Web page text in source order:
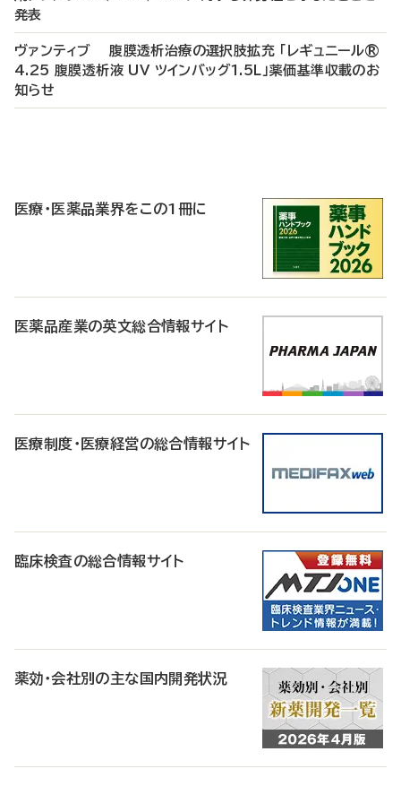
発表
ヴァンティブ 腹膜透析治療の選択肢拡充 「レギュニール®
4.25 腹膜透析液 UV ツインバッグ1.5L」薬価基準収載のお
知らせ
医療・医薬品業界をこの1冊に
医薬品産業の英文総合情報サイト
医療制度・医療経営の総合情報サイト
臨床検査の総合情報サイト
薬効・会社別の主な国内開発状況